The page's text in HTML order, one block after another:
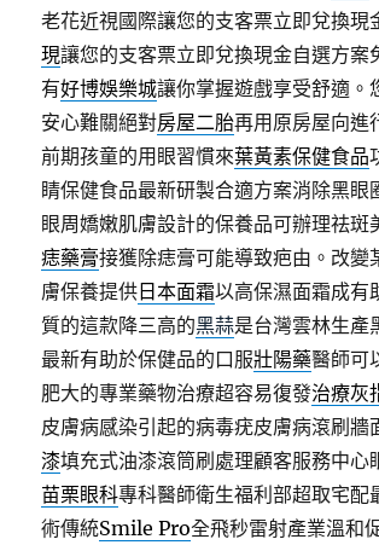
老花近視國際讓您的支客票立即兌換現
現讓您的支客票立即兌換現金自選方案
有好博娛樂城讓你掌握遊戲享受舒適。
安心難關絕對房屋二胎再用原房屋向進
前期孩童的用眼習慣來葉黃素保健食品
睛保健食品最新研製合適方案消除黑眼
眼周嬌嫩肌膚設計的保養品可辦理祛斑
痣藥膏接獲除痣膏可能導致疤由。改變
膚保養提供 日本面霜以高保濕面霜成有
質的這款降三高的黑蒜是台灣雲林生產
最新有助於保健品的口服壯陽藥醫師可
肥大的專業藥物治療超容易復發治療灰
皮膚病感染引起的病毒疣皮膚病滾刷牆
漆填充式油漆滾筒刷處理顧客服務中心
苗栗眼科專科醫師衛生福利部超取宅配
術傳統Smile Pro全飛秒雷射產業溫和